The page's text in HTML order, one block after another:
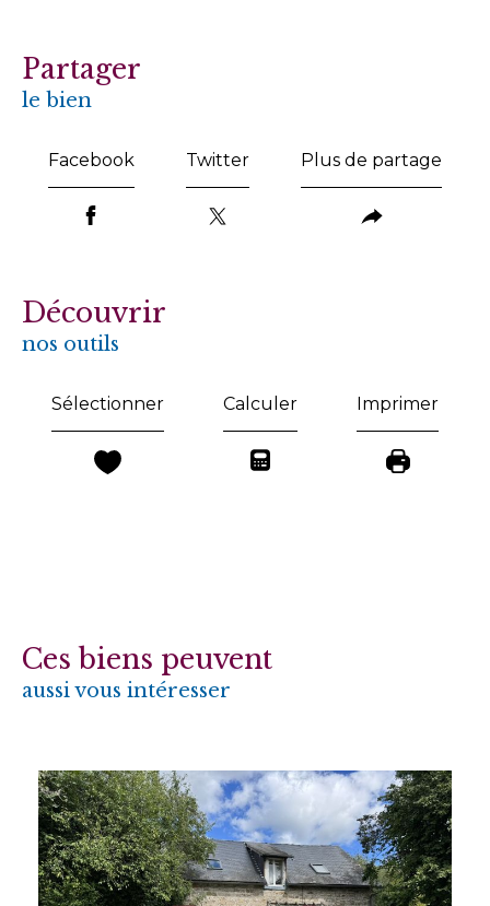
partager
le bien
Facebook Twitter Plus de partage
découvrir
nos outils
Sélectionner Calculer Imprimer
Ces biens peuvent
aussi vous intéresser